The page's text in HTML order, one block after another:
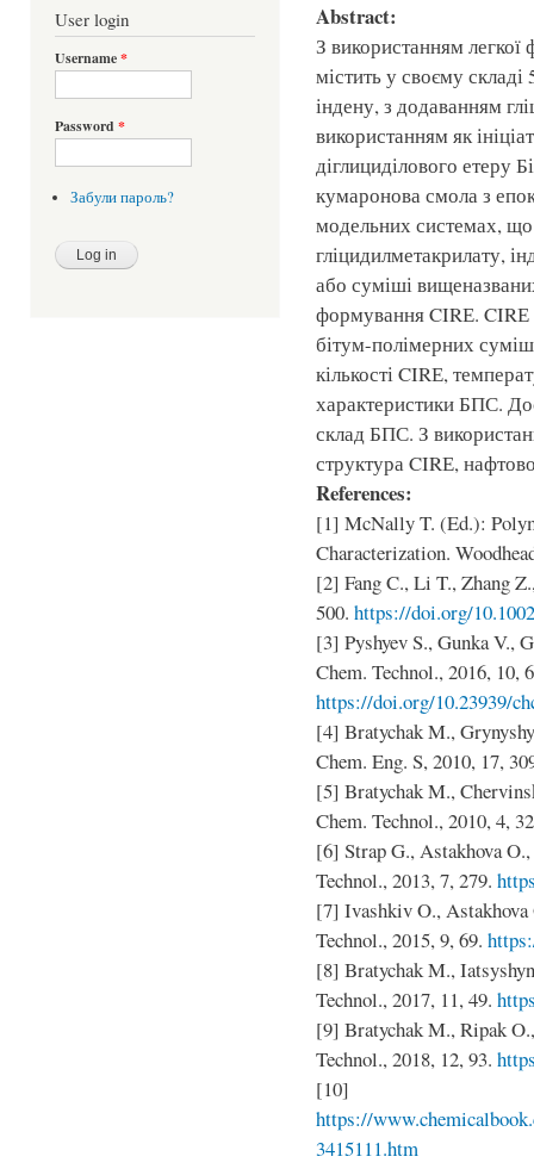
User login
Username*
Password *
Забули пароль?
Abstract:
З використанням легкої
містить у своєму
індену, з додаванням
використанням як
діглициділового етеру
кумаронова смола з
модельних системах,
гліцидилметакрилату,
або суміші
формування CIRЕ. CIRЕ
бітум-полімерних
кількості CIRЕ,
характеристики БПС.
склад БПС. З
структура CIRЕ,
References:
[1] McNally T. (Ed.):
Characterization.
[2] Fang C., Li T., Zhang
500. https://doi.org/
[3] Pyshyev S., Gunka V.,
Chem. Technol., 2016, 10,
https://doi.org/10.23939/
[4] Bratychak M.,
Chem. Eng. S, 2010, 17,
[5] Bratychak M.,
Chem. Technol., 2010, 4,
[6] Strap G., Astakhova
Technol., 2013, 7, 279.
[7] Ivashkiv O., Astakhova
Technol., 2015, 9, 69.
[8] Bratychak M.,
Technol., 2017, 11, 49.
[9] Bratychak M., Ripak
Technol., 2018, 12, 93.
[10]
https://
3415111.htm